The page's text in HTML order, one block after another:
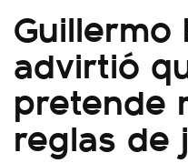
Guillermo
advirtió
pretende
reglas de